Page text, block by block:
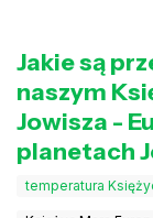
Jakie są
naszym
Jowisza -
planetach
temperatura